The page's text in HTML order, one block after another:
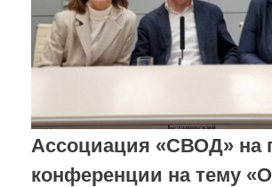
Ассоциация «СВОД» на
конференции на тему